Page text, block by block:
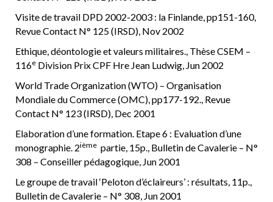
Visite de travail DPD 2002-2003 : la Finlande, pp151-160,
Revue Contact N° 125 (IRSD), Nov 2002
Ethique, déontologie et valeurs militaires., Thèse CSEM –
116e Division Prix CPF Hre Jean Ludwig, Jun 2002
World Trade Organization (WTO) – Organisation
Mondiale du Commerce (OMC), pp177-192., Revue
Contact N° 123 (IRSD), Dec 2001
Elaboration d’une formation. Etape 6 : Evaluation d’une
monographie. 2ième partie, 15p., Bulletin de Cavalerie – N°
308 – Conseiller pédagogique, Jun 2001
Le groupe de travail ‘Peloton d’éclaireurs’ : résultats, 11p.,
Bulletin de Cavalerie – N° 308, Jun 2001